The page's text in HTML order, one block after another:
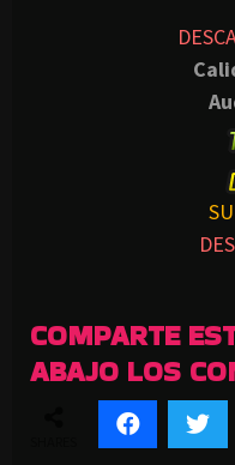
COMPARTE
ABAJO LOS